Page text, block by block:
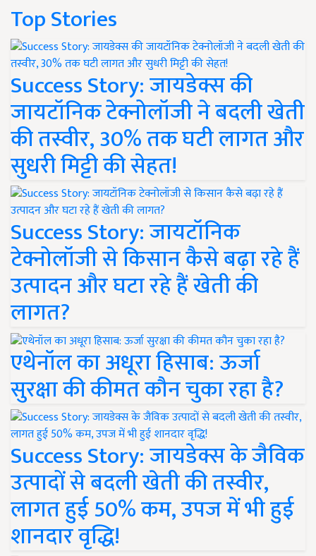
Top Stories
Success Story: जायडेक्स की
जायटॉनिक टेक्नोलॉजी ने बदली खेती
की तस्वीर, 30% तक घटी लागत और
सुधरी मिट्टी की सेहत!
Success Story: जायटॉनिक
टेक्नोलॉजी से किसान कैसे बढ़ा रहे हैं
उत्पादन और घटा रहे हैं खेती की
लागत?
एथेनॉल का अधूरा हिसाब: ऊर्जा
सुरक्षा की कीमत कौन चुका रहा है?
Success Story: जायडेक्स के जैविक
उत्पादों से बदली खेती की तस्वीर,
लागत हुई 50% कम, उपज में भी हुई
शानदार वृद्धि!